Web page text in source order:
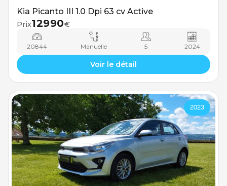
Kia Picanto III 1.0 Dpi 63 cv Active
Prix12990€
20844 Manuelle 5 2024
Voir le détail
2023